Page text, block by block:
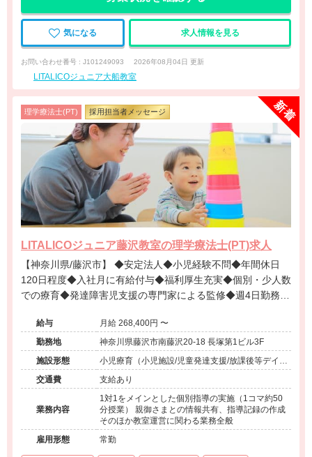
気になる 求人情報を見る
お問い合わせ番号 : J101249093 2026年08月04日 更新
LITALICOジュニア大船教室
理学療法士(PT) 採用担当者メッセージ
LITALICOジュニア藤沢教室の理学療法士(PT)求人
【神奈川県/藤沢市】 ◆安定法人◆小児経験不問◆年間休日
120日程度◆入社月に有給付与◆福利厚生充実◆個別・少人数
での療育◆発達障害児支援の専門家による監修◆週4日勤務相
給与
月給 268,400円 〜
勤務地
神奈川県藤沢市南藤沢20-18 長塚第1ビル3F
施設形態
小児療育（小児施設/児童発達支援/放課後等デイサ
ービス）
交通費 支給あり
業務内容
1対1をメインとした個別指導の実施（1コマ約50
分授業） 親御さまとの情報共有、指導記録の作成
そのほか教室運営に関わる業務全般
雇用形態
常勤